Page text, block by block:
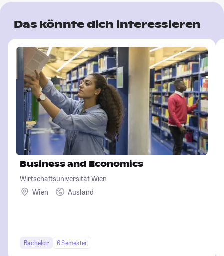
Das könnte dich interessieren
Business and Economics
Wirtschaftsuniversität Wien
Wien
Ausland
Bachelor 6 Semester